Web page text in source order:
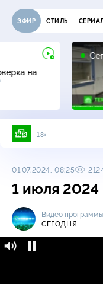
ЭФИР СТИЛЬ СЕРИАЛ
на
18+
01.07.2024, 08:25
1 июля 2024
Видео программы
СЕГОДНЯ